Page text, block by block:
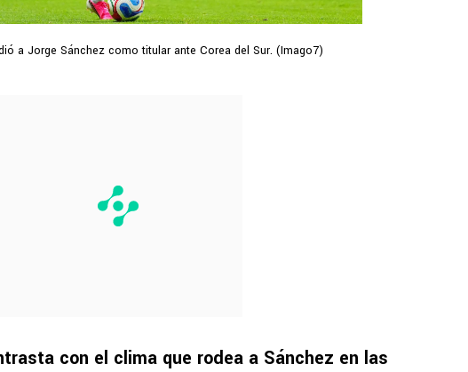
a Jorge Sánchez como titular ante Corea del Sur. (Imago7)
con el clima que rodea a Sánchez en las